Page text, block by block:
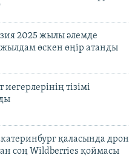
2025 жылы әлемде
өскен өңір атанды
иегерлерінің тізімі
қаласында дрон
соң Wildberries қоймасы